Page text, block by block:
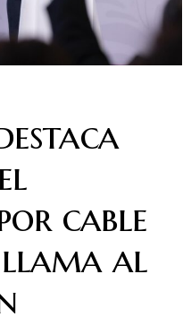
cable
llama al